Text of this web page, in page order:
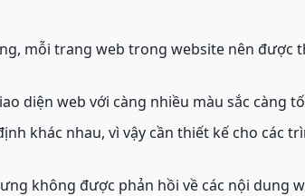
mỗi trang web trong website nên được
diện web với càng nhiều màu sắc càng
khác nhau, vì vậy cần thiết kế cho các
không được phản hồi về các nội dung